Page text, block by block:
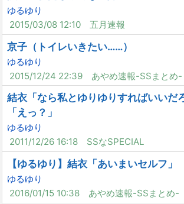
ゆるゆり
2015/03/08 12:10
五月速報
京子（トイレいきたい……）
ゆるゆり
2015/12/24 22:39
あやめ速報-SSまとめ-
結衣「なら私とゆりゆりすればいいだ
「えっ？」
ゆるゆり
2011/12/26 16:18
SSなSPECIAL
【ゆるゆり】結衣「あいまいセルフ」
ゆるゆり
2016/01/15 10:38
あやめ速報-SSまとめ-